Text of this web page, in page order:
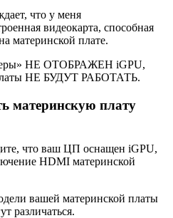
что у меня
видеокарта, способная
материнской плате.
НЕ ОТОБРАЖЕН iGPU,
НЕ БУДУТ РАБОТАТЬ.
материнскую плату
что ваш ЦП оснащен iGPU,
HDMI материнской
вашей материнской платы
различаться.